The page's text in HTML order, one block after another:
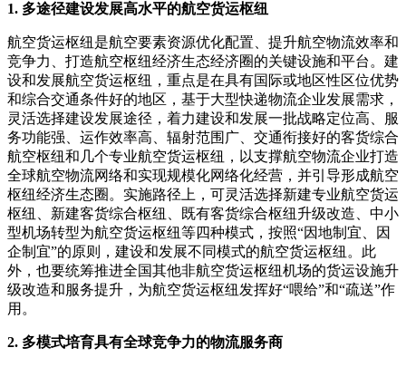
1. 多途径建设发展高水平的航空货运枢纽
航空货运枢纽是航空要素资源优化配置、提升航空物流效率和
竞争力、打造航空枢纽经济生态经济圈的关键设施和平台。 建
设和发展航空货运枢纽，重点是在具有国际或地区性区位优势
和综合交通条件好的地区，基于大型快递物流企业发展需求，
灵活选择建设发展途径，着力建设和发展一批战略定位高、服
务功能强、运作效率高、辐射范围广、交通衔接好的客货综合
航空枢纽和几个专业航空货运枢纽，以支撑航空物流企业打造
全球航空物流网络和实现规模化网络化经营，并引导形成航空
枢纽经济生态圈。 实施路径上，可灵活选择新建专业航空货运
枢纽、新建客货综合枢纽、既有客货综合枢纽升级改造、中小
型机场转型为航空货运枢纽等四种模式，按照“因地制宜、因
企制宜”的原则，建设和发展不同模式的航空货运枢纽。 此
外，也要统筹推进全国其他非航空货运枢纽机场的货运设施升
级改造和服务提升，为航空货运枢纽发挥好“喂给”和“疏送”作
用。
2. 多模式培育具有全球竞争力的物流服务商